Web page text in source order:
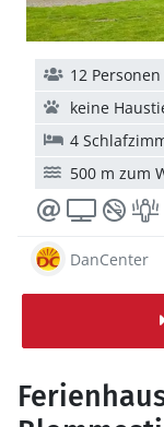
12 Personen
keine
4
500 m zum
DanCenter